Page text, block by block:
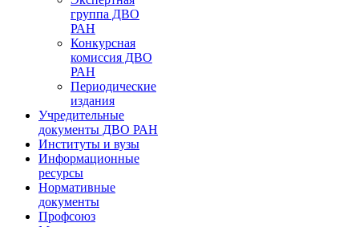
группа ДВО
РАН
Конкурсная
комиссия ДВО
РАН
Периодические
издания
Учредительные
документы ДВО РАН
Институты и вузы
Информационные
ресурсы
Нормативные
документы
Профсоюз